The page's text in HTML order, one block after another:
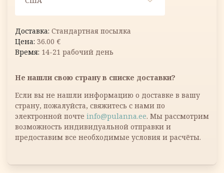
Стандартная посылка
36.00 €
14-21 рабочий день
Не нашли свою страну в списке доставки?
Если вы не нашли информацию о доставке в вашу
страну, пожалуйста, свяжитесь с нами по
электронной почте info@pulanna.ee. Мы рассмотрим
возможность индивидуальной отправки и
предоставим все необходимые условия и расчёты.